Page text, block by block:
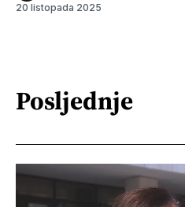
20 listopada 2025
Posljednje